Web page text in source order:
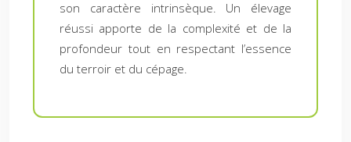
son caractère intrinsèque. Un élevage
réussi apporte de la complexité et de la
profondeur tout en respectant l’essence
du terroir et du cépage.